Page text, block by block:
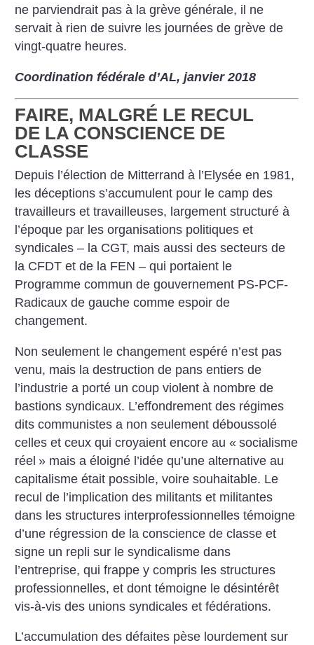
ne parviendrait pas à la grève générale, il ne
servait à rien de suivre les journées de grève de
vingt-quatre heures.
Coordination fédérale d’AL, janvier 2018
FAIRE, MALGRÉ LE RECUL
DE LA CONSCIENCE DE
CLASSE
Depuis l’élection de Mitterrand à l’Elysée en 1981,
les déceptions s’accumulent pour le camp des
travailleurs et travailleuses, largement structuré à
l’époque par les organisations politiques et
syndicales – la CGT, mais aussi des secteurs de
la CFDT et de la FEN – qui portaient le
Programme commun de gouvernement PS-PCF-
Radicaux de gauche comme espoir de
changement.
Non seulement le changement espéré n’est pas
venu, mais la destruction de pans entiers de
l’industrie a porté un coup violent à nombre de
bastions syndicaux. L’effondrement des régimes
dits communistes a non seulement déboussolé
celles et ceux qui croyaient encore au « socialisme
réel » mais a éloigné l’idée qu’une alternative au
capitalisme était possible, voire souhaitable. Le
recul de l’implication des militants et militantes
dans les structures interprofessionnelles témoigne
d’une régression de la conscience de classe et
signe un repli sur le syndicalisme dans
l’entreprise, qui frappe y compris les structures
professionnelles, et dont témoigne le désintérêt
vis-à-vis des unions syndicales et fédérations.
L’accumulation des défaites pèse lourdement sur